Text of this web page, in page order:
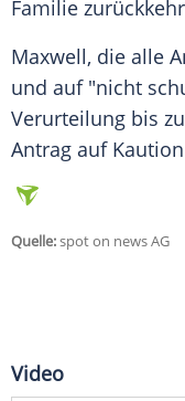
Familie
Maxwell, die alle
und auf "nicht
Verurteilung bis
Antrag auf Kaution
Quelle:spot on news AG
Video